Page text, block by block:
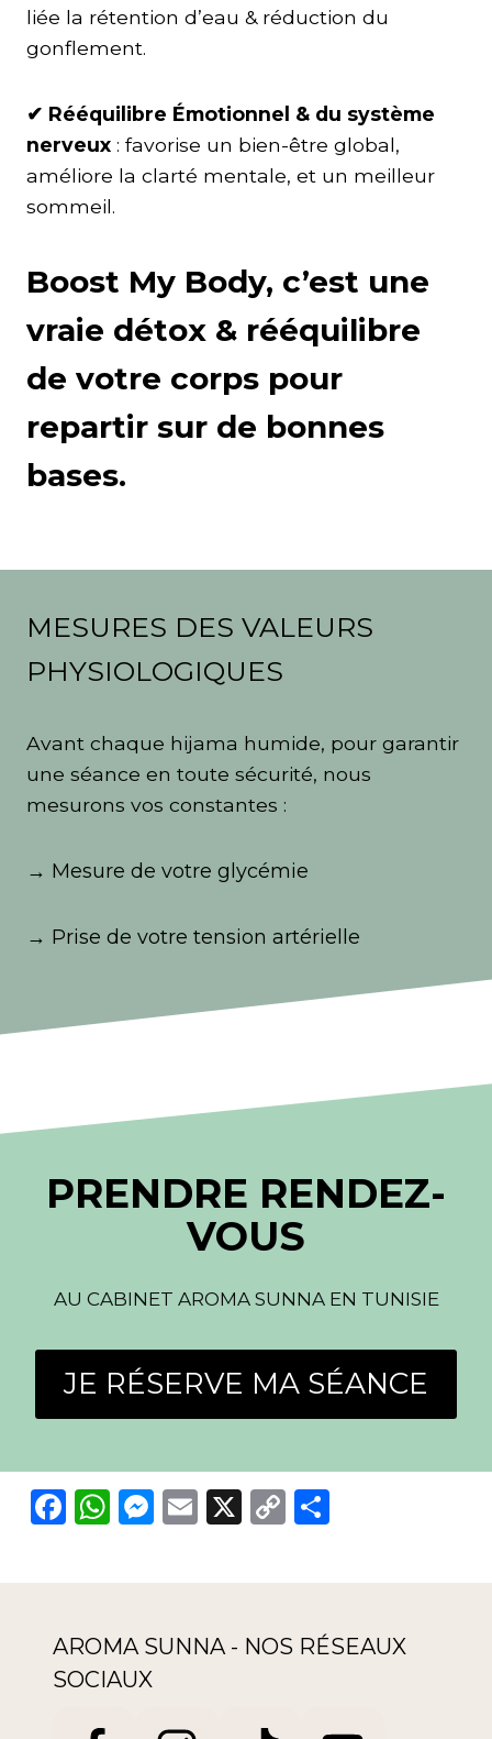
liée la rétention d’eau & réduction du
gonflement.
✔︎ Rééquilibre Émotionnel & du système
nerveux : favorise un bien-être global,
améliore la clarté mentale, et un meilleur
sommeil.
Boost My Body, c’est une
vraie détox & rééquilibre
de votre corps pour
repartir sur de bonnes
bases.
MESURES DES VALEURS
PHYSIOLOGIQUES
Avant chaque hijama humide, pour garantir
une séance en toute sécurité, nous
mesurons vos constantes :
→ Mesure de votre glycémie
→ Prise de votre tension artérielle
PRENDRE RENDEZ-
VOUS
AU CABINET AROMA SUNNA EN TUNISIE
JE RÉSERVE MA SÉANCE
F
c
b
o
W
a
A
p
M
ss
n
E
ai
X
C
p
Li
ta
er
AROMA SUNNA - NOS RÉSEAUX
SOCIAUX